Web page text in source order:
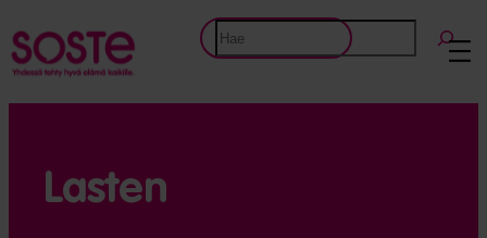
Etsi
Lasten